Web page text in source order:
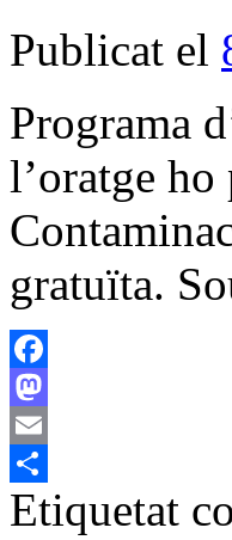
Publicat el
Programa
l’oratge
gratuïta.
Facebook
Mastodon
Email
Comparteix
Etiquetat